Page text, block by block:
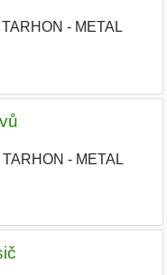
TARHON - METAL
TARHON - METAL